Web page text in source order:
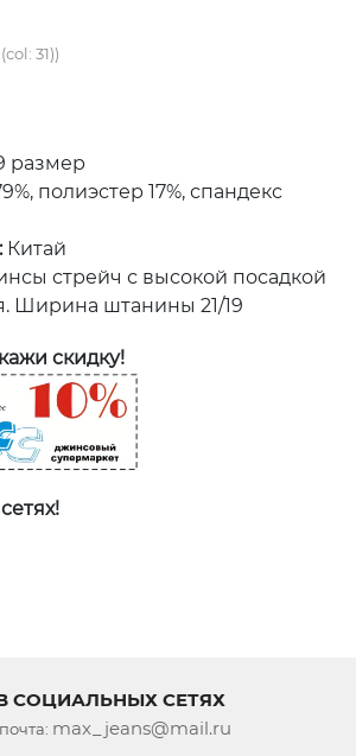
31))
размер
полиэстер 17%, спандекс
Китай
стрейч с высокой посадкой
Ширина штанины 21/19
скидку!
СОЦИАЛЬНЫХ СЕТЯХ
max_jeans@mail.ru